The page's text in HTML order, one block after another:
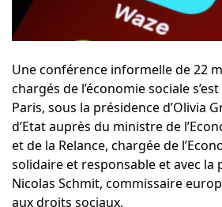
Une conférence informelle de 22
chargés de l’économie sociale
Paris, sous la présidence d’Olivia
d’Etat auprès du ministre de
et de la Relance, chargée de
solidaire et responsable et avec la
Nicolas Schmit, commissaire
aux droits sociaux.